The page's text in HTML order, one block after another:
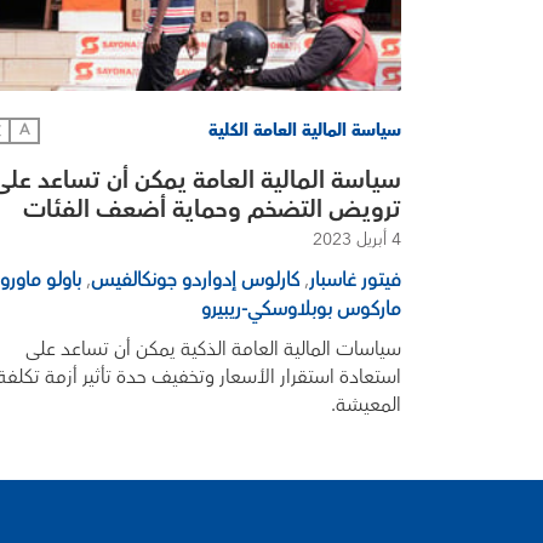
سياسة المالية العامة الكلية A
سياسة المالية العامة يمكن أن تساعد
ترويض التضخم وحماية أضعف الفئات
4 أبريل 2023
فيتور غاسبار,كارلوس إدواردو جونكالفيس,باولو
ماركوس بوبلاوسكي-ريبيرو
سياسات المالية العامة الذكية يمكن أن تساعد على
استعادة استقرار الأسعار وتخفيف حدة تأثير أزمة
المعيشة.